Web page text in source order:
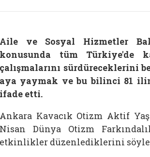
Aile ve Sosyal Hizmetler
konusunda tüm Türkiye'de
çalışmalarını sürdüreceklerini
aya yaymak ve bu bilinci 81
ifade etti.
Ankara Kavacık Otizm Aktif
Nisan Dünya Otizm
etkinlikler düzenlediklerini